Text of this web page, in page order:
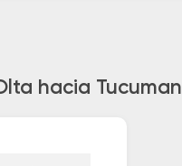
hacia Tucuman